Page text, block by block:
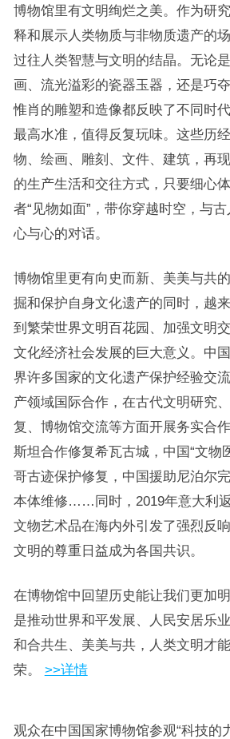
博物馆里有文明绚烂之美。作为研
释和展示人类物质与非物质遗产的
过往人类智慧与文明的结晶。无论
画、流光溢彩的瓷器玉器，还是巧
惟肖的雕塑和造像都反映了不同时
最高水准，值得反复玩味。这些历
物、绘画、雕刻、文件、建筑，再
的生产生活和交往方式，只要细心
者“见物如面”，带你穿越时空，与
心与心的对话。
博物馆里更有向史而新、美美与共
掘和保护自身文化遗产的同时，越
到繁荣世界文明百花园、加强文明
文化经济社会发展的巨大意义。中
界许多国家的文化遗产保护经验交
产领域国际合作，在古代文明研究
复、博物馆交流等方面开展务实合
斯坦合作修复希瓦古城，中国“文物
哥古迹保护修复，中国援助尼泊尔
本体维修……同时，2019年意大利
文物艺术品在海内外引发了强烈反
文明的尊重日益成为各国共识。
在博物馆中回望历史能让我们更加
是推动世界和平发展、人民安居乐
和合共生、美美与共，人类文明才
荣。 >>详情
观众在中国国家博物馆参观“科技的